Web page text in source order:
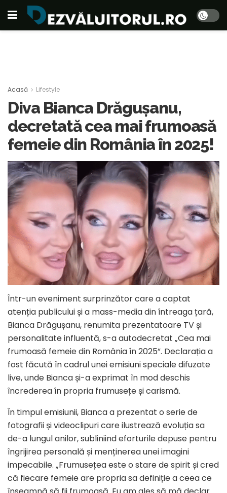
Acasă Lifestyle
Diva Bianca Drăgușanu,
decretată cea mai frumoasă
femeie din România în 2025!
Într-un eveniment surprinzător care a captat
atenția publicului și a mass-media din întreaga țară,
Bianca Drăgușanu, renumita prezentatoare TV și
personalitate influentă, s-a autodecretat „Cea mai
frumoasă femeie din România în 2025”. Declarația a
fost făcută în cadrul unei emisiuni speciale difuzate
live, unde Bianca și-a exprimat în mod deschis
încrederea în propria frumusețe și carismă.
În timpul emisiunii, Bianca a prezentat o serie de
fotografii și videoclipuri care ilustrează evoluția sa
de-a lungul anilor, subliniind eforturile depuse pentru
îngrijirea personală și menținerea unei imagini
impecabile. „Frumusețea este o stare de spirit și cred
că fiecare femeie are propria sa definiție a ceea ce